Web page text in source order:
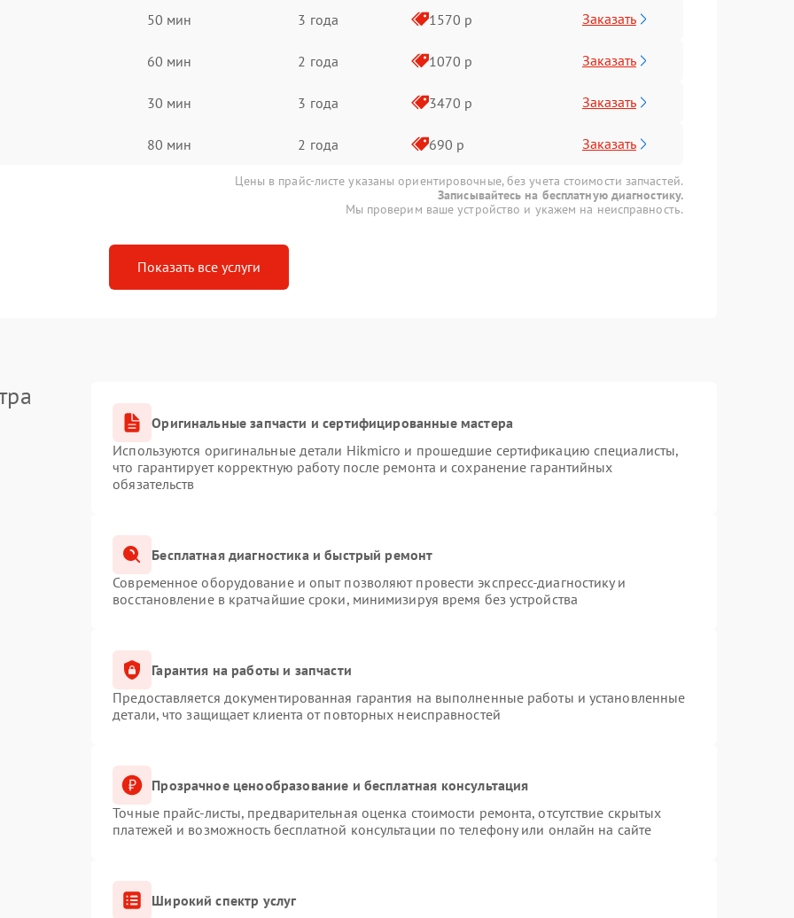
50 мин 3 года 1570 р Заказать
60 мин 2 года 1070 р Заказать
30 мин 3 года 3470 р Заказать
80 мин 2 года 690 р Заказать
Цены в прайс-листе указаны ориентировочные, без учета стоимости запчастей.
Записывайтесь на бесплатную диагностику.
Мы проверим ваше устройство и укажем на неисправность.
Показать все услуги
Оригинальные запчасти и сертифицированные мастера
Используются оригинальные детали Hikmicro и прошедшие сертификацию специалисты,
что гарантирует корректную работу после ремонта и сохранение гарантийных
обязательств
Бесплатная диагностика и быстрый ремонт
Современное оборудование и опыт позволяют провести экспресс-диагностику и
восстановление в кратчайшие сроки, минимизируя время без устройства
Гарантия на работы и запчасти
Предоставляется документированная гарантия на выполненные работы и установленные
детали, что защищает клиента от повторных неисправностей
Прозрачное ценообразование и бесплатная консультация
Точные прайс-листы, предварительная оценка стоимости ремонта, отсутствие скрытых
платежей и возможность бесплатной консультации по телефону или онлайн на сайте
Широкий спектр услуг